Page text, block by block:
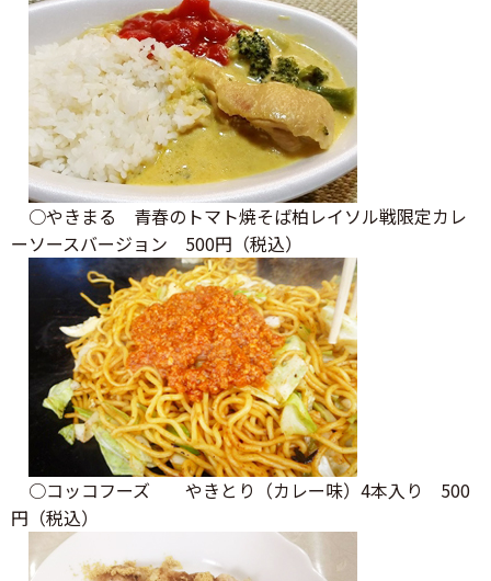
○やきまる 青春のトマト焼そば柏レイソル戦限定カレ
ーソースバージョン 500円（税込）
○コッコフーズ やきとり（カレー味）4本入り 500
円（税込）